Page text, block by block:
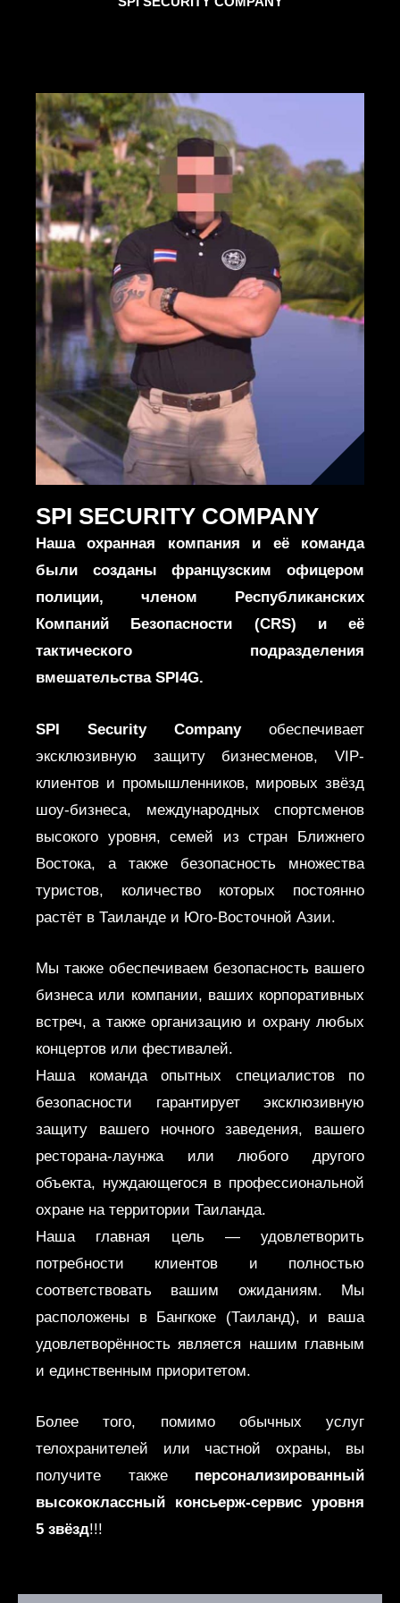
SPI SECURITY COMPANY
Наша охранная компания и её команда
были созданы французским офицером
полиции, членом Республиканских
Компаний Безопасности (CRS) и её
тактического подразделения
вмешательства SPI4G.
SPI Security Companyобеспечивает
эксклюзивную защиту бизнесменов, VIP-
клиентов и промышленников, мировых звёзд
шоу-бизнеса, международных спортсменов
высокого уровня, семей из стран Ближнего
Востока, а также безопасность множества
туристов, количество которых постоянно
растёт в Таиланде и Юго-Восточной Азии.
Мы также обеспечиваем безопасность вашего
бизнеса или компании, ваших корпоративных
встреч, а также организацию и охрану любых
концертов или фестивалей.
Наша команда опытных специалистов по
безопасности гарантирует эксклюзивную
защиту вашего ночного заведения, вашего
ресторана-лаунжа или любого другого
объекта, нуждающегося в профессиональной
охране на территории Таиланда.
Наша главная цель — удовлетворить
потребности клиентов и полностью
соответствовать вашим ожиданиям. Мы
расположены в Бангкоке (Таиланд), и ваша
удовлетворённость является нашим главным
и единственным приоритетом.
Более того, помимо обычных услуг
телохранителей или частной охраны, вы
получите также персонализированный
высококлассный консьерж-сервис уровня
5 звёзд!!!